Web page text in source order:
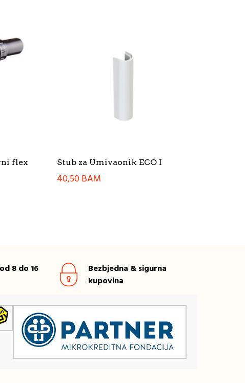
flex Stub za Umivaonik ECO I
40,50BAM
8 do 16
Bezbjedna & sigurna
kupovina